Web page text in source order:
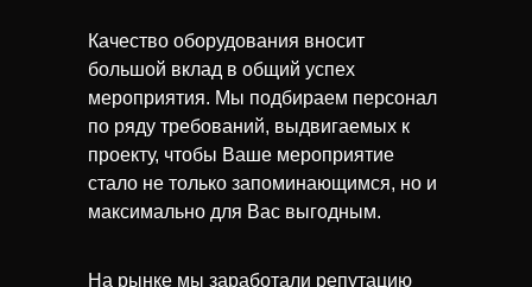
На рынке мы заработали репутацию
Качество оборудования вносит
большой вклад в общий успех
мероприятия. Мы подбираем персонал
по ряду требований, выдвигаемых к
проекту, чтобы Ваше мероприятие
стало не только запоминающимся, но и
максимально для Вас выгодным.